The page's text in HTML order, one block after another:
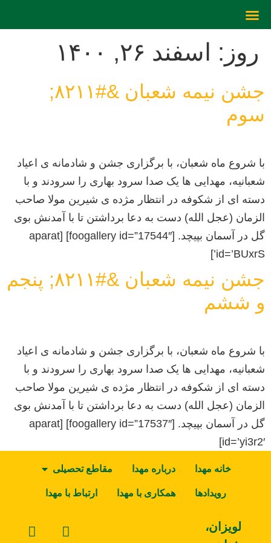
روز: اسفند ۲۶, ۱۴۰۰
جشن نیمه شعبان &#۸۲۱۱;
سوم
با شروع ماه شعبان، با برگزاری جشن و شادمانه ی اعیاد
شعبانیه، مهدایی ها یک صدا سرود بهاری را سرودند و با
دسته ای از شکوفه در انتظار مژده ی شیرین مولا صاحب
الزمان (عجل الله) دست به دعا برداشتن تا با آمدنش بوی
گل در آسمان بپیچد. [foogallery id=”17544″] [aparat
id=’BUxrS’]
جشن نیمه شعبان &#۸۲۱۱; پنجم
و ششم
با شروع ماه شعبان، با برگزاری جشن و شادمانه ی اعیاد
شعبانیه، مهدایی ها یک صدا سرود بهاری را سرودند و با
دسته ای از شکوفه در انتظار مژده ی شیرین مولا صاحب
الزمان (عجل الله) دست به دعا برداشتن تا با آمدنش بوی
گل در آسمان بپیچد. [foogallery id=”17537″] [aparat
id=’yi3r2′]
خانه مهدا درباره مهدا مقاطع تحصیلی
رویدادها همکاری با مهدا ارتباط با مهدا
لویزان،